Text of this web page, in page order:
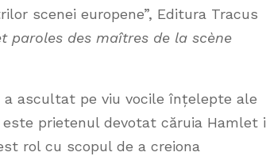
scenei europene”, Editura Tracus
paroles des maîtres de la scène
a ascultat pe viu vocile înțelepte ale
prietenul devotat căruia Hamlet i
rol cu scopul de a creiona